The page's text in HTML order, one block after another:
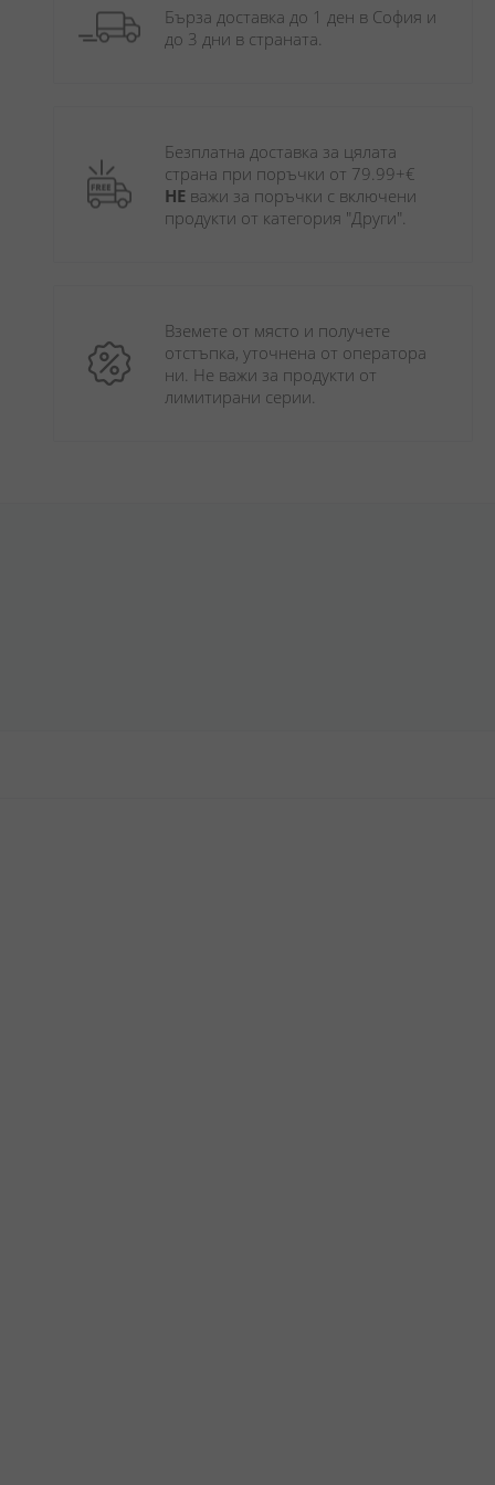
Бърза доставка до 1 ден в София и
до 3 дни в страната.
Безплатна доставка за цялата
НЕ важи за поръчки с включени
продукти от категория "Други".
Вземете от място и получете
отстъпка, уточнена от оператора
ни. Не важи за продукти от
лимитирани серии.